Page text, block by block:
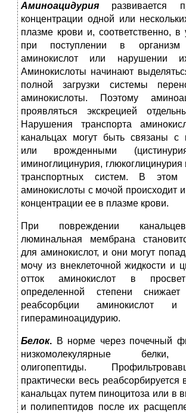
Аминоацидурия
развивается
концентрации одной или
плазме крови и, соответственно, в
при поступлении в организм
аминокислот или нарушении
Аминокислоты начинают
полной загрузки системы
аминокислоты. Поэтому
проявляться экскрецией
Нарушения транспорта
канальцах могут быть связаны с
или врожденными
иминоглицинурия,
транспортных систем. В этом
аминокислоты с мочой происходит
концентрации ее в плазме крови.
При повреждении
люминальная мембрана
для аминокислот, и они могут
мочу из внеклеточной жидкости и
отток аминокислот в
определенной степени снижает
реабсорбции аминокислот и
гипераминоацидурию.
Белок. В норме через почечный
низкомолекулярные белки,
олигопептиды.
практически весь
канальцах путем пиноцитоза или в
и полипептидов после их